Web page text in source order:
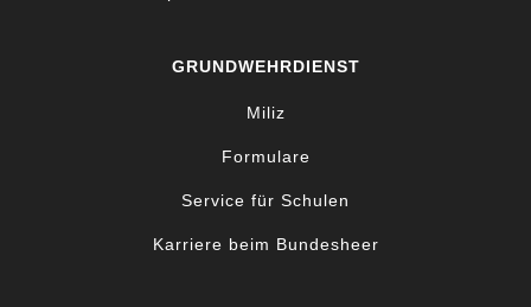
GRUNDWEHRDIENST
Miliz
Formulare
Service für Schulen
Karriere beim Bundesheer